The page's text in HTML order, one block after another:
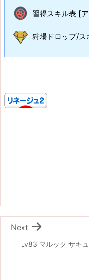
習得スキル表 [
狩場ドロップ/ス
Lv83 マルック サキ
Next